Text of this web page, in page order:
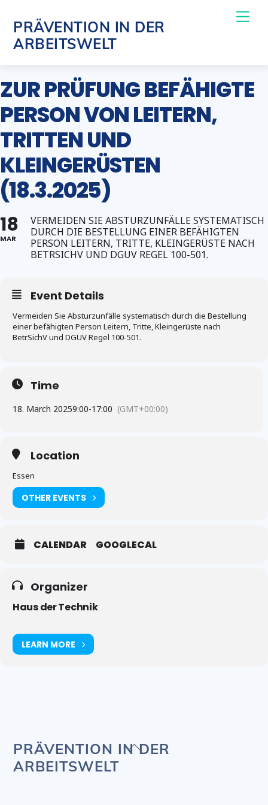
content
PRÄVENTION IN DER
ARBEITSWELT
ZUR PRÜFUNG BEFÄHIGTE
PERSON VON LEITERN,
TRITTEN UND
KLEINGERÜSTEN
(18.3.2025)
18
MAR
VERMEIDEN SIE ABSTURZUNFÄLLE SYSTEMATISCH
DURCH DIE BESTELLUNG EINER BEFÄHIGTEN
PERSON LEITERN, TRITTE, KLEINGERÜSTE NACH
BETRSICHV UND DGUV REGEL 100-501.
Event Details
Vermeiden Sie Absturzunfälle systematisch durch die Bestellung
einer befähigten Person Leitern, Tritte, Kleingerüste nach
BetrSichV und DGUV Regel 100-501.
Time
18. March 20259:00-17:00 (GMT+00:00)
Location
Essen
OTHER EVENTS
CALENDAR GOOGLECAL
Organizer
Haus der Technik
LEARN MORE
Back
PRÄVENTION IN DER
ARBEITSWELT